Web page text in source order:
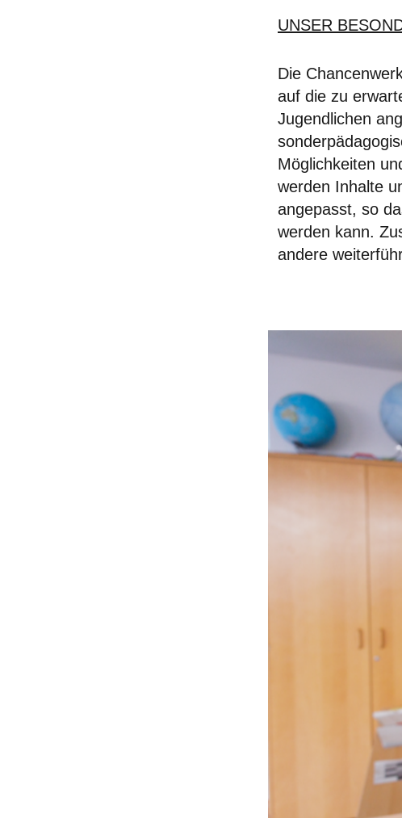
UNSER
Die
auf die zu
Jugendlichen
Möglichkeiten
werden Inhalte
angepasst, so
werden kann.
andere